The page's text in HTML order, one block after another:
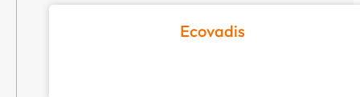
Ecovadis